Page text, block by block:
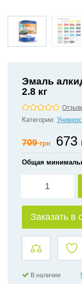
Эмаль
2.8 кг
Категории:
709грн 673
Общая
Заказать в
В наличии